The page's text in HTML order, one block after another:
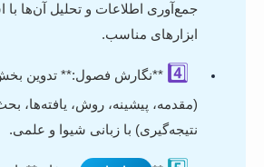
جمع‌آوری اطلاعات و تحلیل آن‌ها با
ابزارهای مناسب.
4️⃣ **نگارش فصول:** تدوین
(مقدمه، پیشینه، روش، یافته‌ها،
نتیجه‌گیری) با زبانی شیوا و علمی.